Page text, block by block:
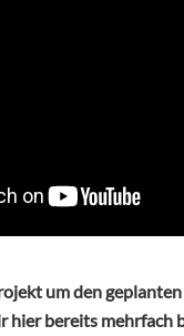
um den geplanten
hier bereits mehrfach